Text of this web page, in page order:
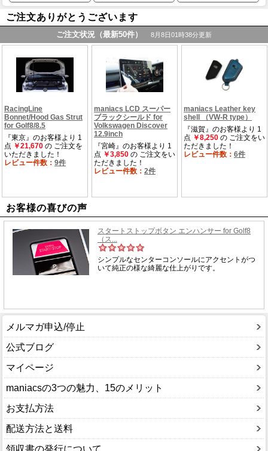
ご注文ありがとうございます
お客様の喜びの声
メルマガ申込/停止
公式ブログ
マイページ
maniacsの3つの魅力、15のメリット
お支払方法
配送方法と送料
領収書の発行について